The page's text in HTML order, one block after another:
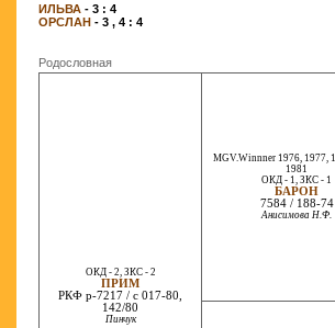
ИЛЬВА - 3 : 4
ОРСЛАН - 3 , 4 : 4
Родословная
ОКД - 2, ЗКС - 2
ПРИМ
РКФ р-7217 / с 017-80,
142/80
Пинчук
MGV.Winnner 1976, 1977,
1981
ОКД - 1, ЗКС - 1
БАРОН
7584 / 188-74
Анисимова Н.Ф.